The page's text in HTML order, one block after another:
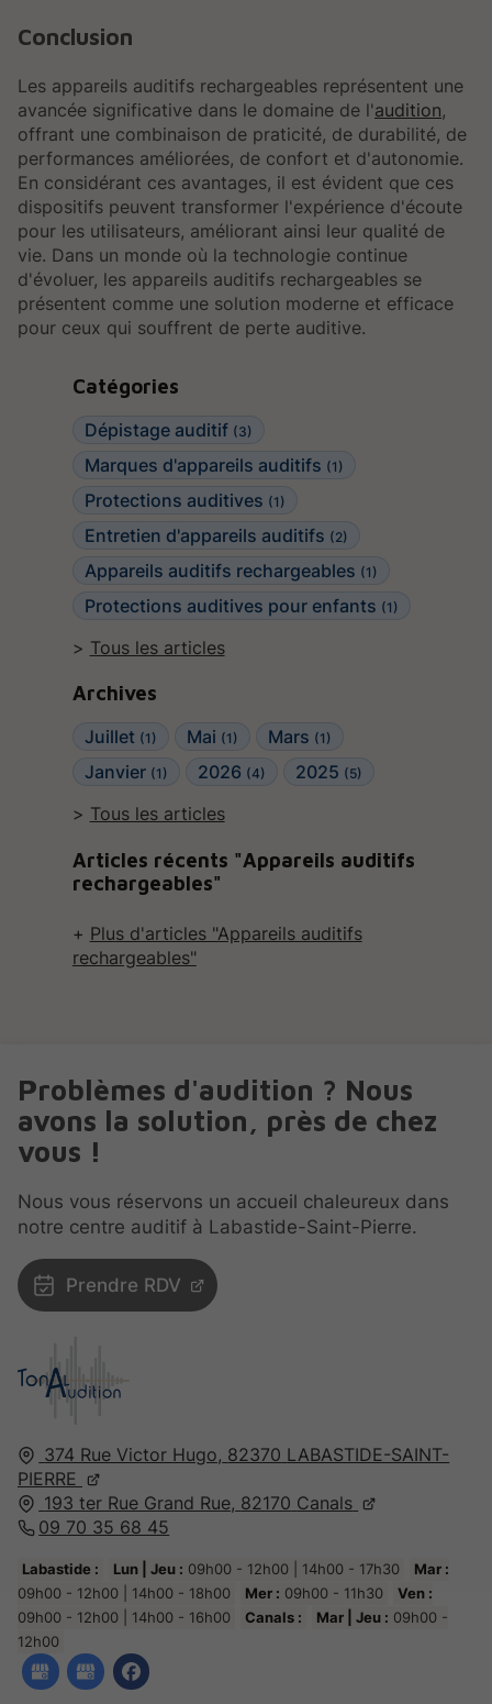
Catégories
Dépistage auditif (3)
Marques d'appareils auditifs (1)
Protections auditives (1)
Entretien d'appareils auditifs (2)
Appareils auditifs rechargeables (1)
Protections auditives pour enfants (1)
Tous les articles
Archives
Juillet (1) Mai (1) Mars (1)
Janvier (1) 2026 (4) 2025 (5)
Tous les articles
Articles récents "Appareils auditifs
rechargeables"
Plus d'articles "Appareils auditifs
rechargeables"
Conclusion
Les appareils auditifs rechargeables représentent une
avancée significative dans le domaine de l'audition,
offrant une combinaison de praticité, de durabilité, de
performances améliorées, de confort et d'autonomie.
En considérant ces avantages, il est évident que ces
dispositifs peuvent transformer l'expérience d'écoute
pour les utilisateurs, améliorant ainsi leur qualité de
vie. Dans un monde où la technologie continue
d'évoluer, les appareils auditifs rechargeables se
présentent comme une solution moderne et efficace
pour ceux qui souffrent de perte auditive.
374 Rue Victor Hugo, 82370 LABASTIDE-SAINT-
PIERRE
193 ter Rue Grand Rue, 82170 Canals
09 70 35 68 45
Labastide : Lun | Jeu : 09h00 - 12h00 | 14h00 - 17h30
Mar :
09h00 - 12h00 | 14h00 - 18h00
Mer : 09h00 - 11h30
Ven :
09h00 - 12h00 | 14h00 - 16h00
Canals : Mar | Jeu : 09h00 -
12h00
Problèmes d'audition ? Nous
avons la solution, près de chez
vous !
Nous vous réservons un accueil chaleureux dans
notre centre auditif à Labastide-Saint-Pierre.
Prendre RDV